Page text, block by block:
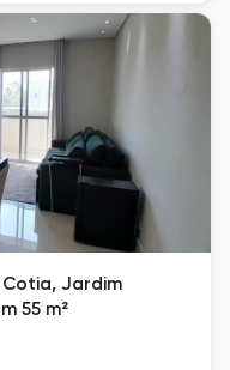
Jardim
55 m²